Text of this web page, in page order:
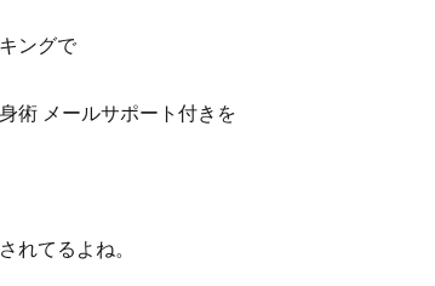
ングで
術 メールサポート付きを
れてるよね。